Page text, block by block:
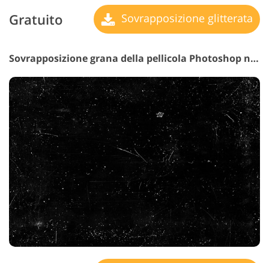
Gratuito Sovrapposizione glitterata
Sovrapposizione grana della pellicola Photoshop n. 28 "La bellezza di la perdita"